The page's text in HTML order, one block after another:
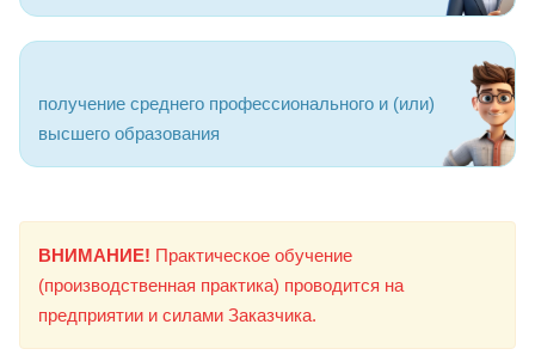
получение среднего профессионального и (или)
высшего образования
ВНИМАНИЕ! Практическое обучение
(производственная практика) проводится на
предприятии и силами Заказчика.